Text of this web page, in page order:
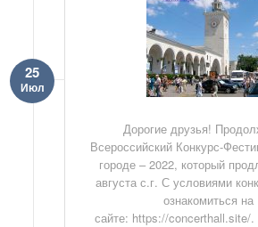
25
Июл
Дорогие друзья!
Всероссийский Конкурс-
городе – 2022, который
августа с.г. С условиями
ознакомиться на
сайте: https://concerthall.site/.